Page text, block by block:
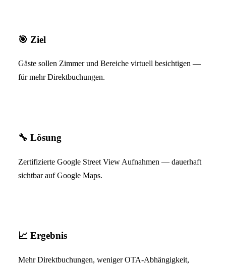
🎯 Ziel
Gäste sollen Zimmer und Bereiche virtuell besichtigen —
für mehr Direktbuchungen.
🔧 Lösung
Zertifizierte Google Street View Aufnahmen — dauerhaft
sichtbar auf Google Maps.
📈 Ergebnis
Mehr Direktbuchungen, weniger OTA-Abhängigkeit,